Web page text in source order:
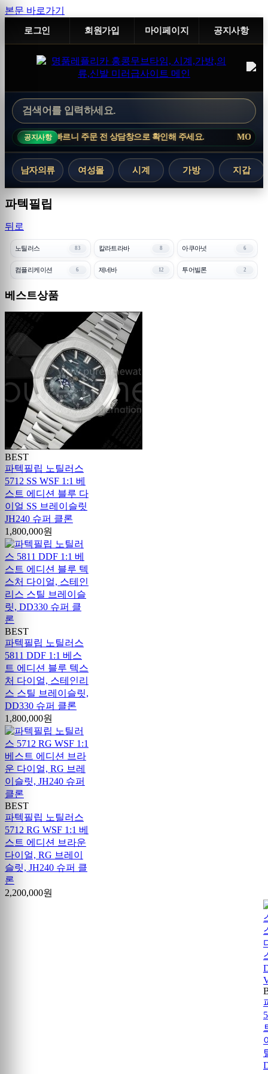
본문 바로가기
로그인 회원가입 마이페이지 공지사항
공지사항
이 빠르니 주문 전 상담창으로 확인해 주세요. MOVETIME
남자의류 여성몰 시계 가방 지갑
파텍필립
뒤로
노틸러스 83 칼라트라바 8 아쿠아넛 6
컴플리케이션 6 제네바 12 투어빌론 2
베스트상품
BEST
파텍필립 노틸러스
5712 SS WSF 1:1 베
스트 에디션 블루 다
이얼 SS 브레이슬릿
JH240 슈퍼 클론
1,800,000원
BEST
파텍필립 노틸러스
5811 DDF 1:1 베스
트 에디션 블루 텍스
처 다이얼, 스테인리
스 스틸 브레이슬릿,
DD330 슈퍼 클론
1,800,000원
BEST
파텍필립 노틸러스
5712 RG WSF 1:1 베
스트 에디션 브라운
다이얼, RG 브레이
슬릿, JH240 슈퍼 클
론
2,200,000원